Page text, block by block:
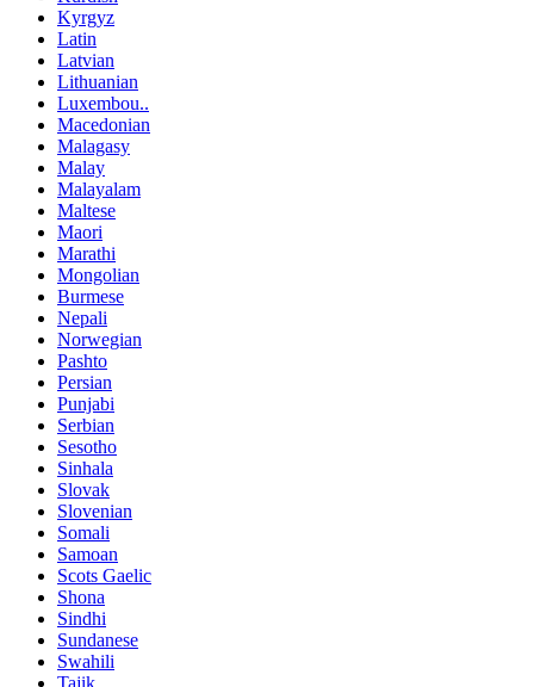
Kyrgyz
Latin
Latvian
Lithuanian
Luxembou..
Macedonian
Malagasy
Malay
Malayalam
Maltese
Maori
Marathi
Mongolian
Burmese
Nepali
Norwegian
Pashto
Persian
Punjabi
Serbian
Sesotho
Sinhala
Slovak
Slovenian
Somali
Samoan
Scots Gaelic
Shona
Sindhi
Sundanese
Swahili
Tajik